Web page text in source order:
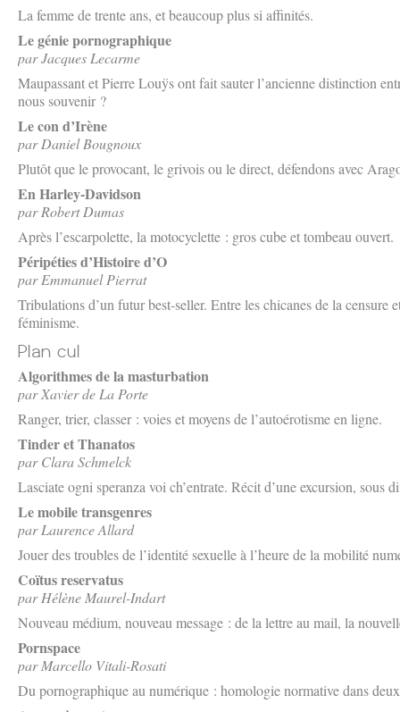
La femme de trente ans, et beaucoup plus si affinités.
Le génie pornographique
par Jacques Lecarme
Maupassant et Pierre Louÿs ont fait sauter l’ancienne distinction
nous souvenir ?
Le con d’Irène
par Daniel Bougnoux
Plutôt que le provocant, le grivois ou le direct, défendons avec
En Harley-Davidson
par Robert Dumas
Après l’escarpolette, la motocyclette : gros cube et tombeau ouvert.
Péripéties d’Histoire d’O
par Emmanuel Pierrat
Tribulations d’un futur best-seller. Entre les chicanes de la censure
féminisme.
Algorithmes de la masturbation
par Xavier de La Porte
Ranger, trier, classer : voies et moyens de l’autoérotisme en ligne.
Tinder et Thanatos
par Clara Schmelck
Lasciate ogni speranza voi ch’entrate. Récit d’une excursion, sous
Le mobile transgenres
par Laurence Allard
Jouer des troubles de l’identité sexuelle à l’heure de la mobilité
Coïtus reservatus
par Hélène Maurel-Indart
Nouveau médium, nouveau message : de la lettre au mail, la
Pornspace
par Marcello Vitali-Rosati
Du pornographique au numérique : homologie normative dans